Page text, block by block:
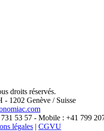
X
droits réservés.
- 1202 Genève / Suisse
53 57 - Mobile : +41 799
légales | CGVU